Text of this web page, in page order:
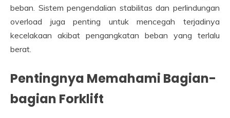
beban. Sistem pengendalian stabilitas dan perlindungan
overload juga penting untuk mencegah terjadinya
kecelakaan akibat pengangkatan beban yang terlalu
berat.
Pentingnya Memahami Bagian-
bagian Forklift